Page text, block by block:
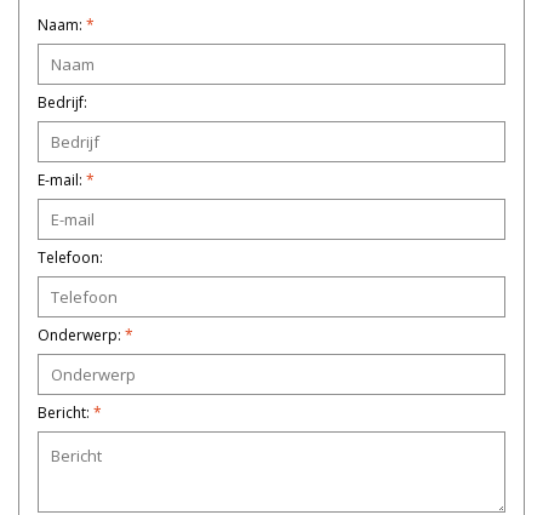
Naam: *
Bedrijf:
E-mail: *
Telefoon:
Onderwerp: *
Bericht: *